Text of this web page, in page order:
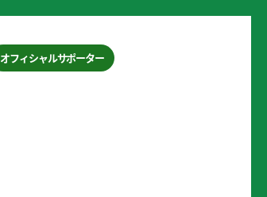
オフィシャルサポーター